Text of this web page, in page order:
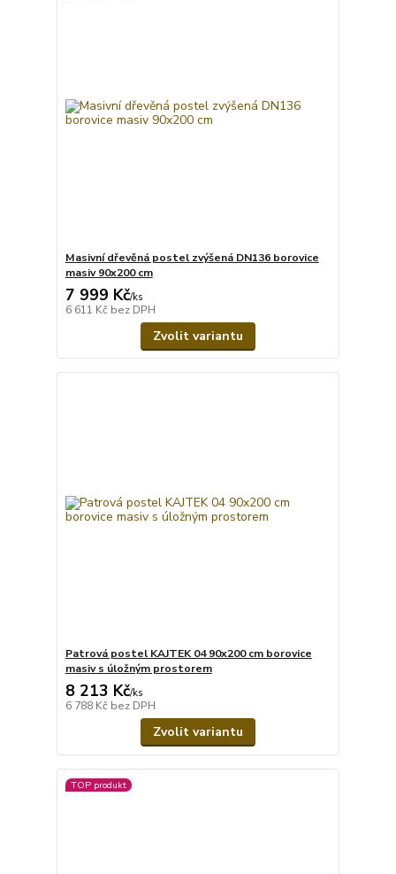
Masivní dřevěná postel zvýšená DN136 borovice
masiv 90x200 cm
7 999 Kč/ks
6 611 Kč bez DPH
Zvolit variantu
Patrová postel KAJTEK 04 90x200 cm borovice
masiv s úložným prostorem
8 213 Kč/ks
6 788 Kč bez DPH
Zvolit variantu
TOP produkt